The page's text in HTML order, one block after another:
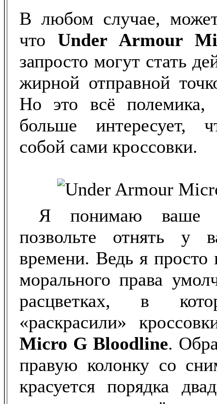
В любом случае,
что Under Armour
запросто могут стать
жирной отправной
Но это всё полемика,
больше интересует,
собой сами кроссовки.
Я понимаю ваше
позвольте отнять у
времени. Ведь я просто
морального права
расцветках, в
«раскрасили»
Micro GBloodline.
правую колонку со
красуется порядка